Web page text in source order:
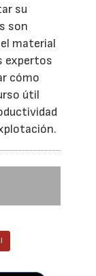
su
son
material
expertos
cómo
útil